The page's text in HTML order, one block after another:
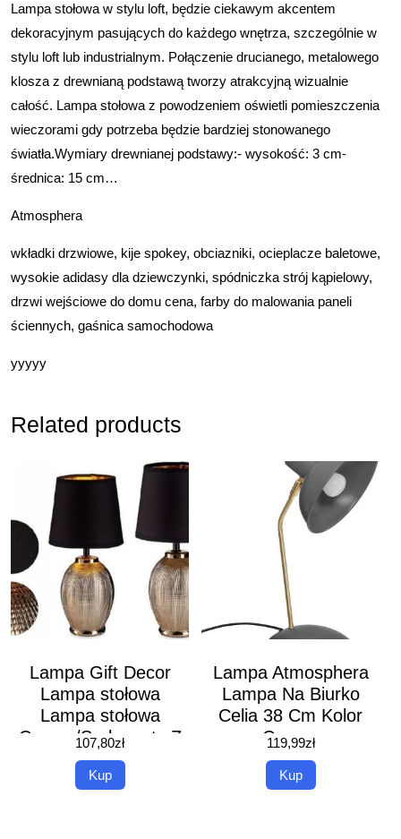
Lampa stołowa w stylu loft, będzie ciekawym akcentem
dekoracyjnym pasujących do każdego wnętrza, szczególnie w
stylu loft lub industrialnym. Połączenie drucianego, metalowego
klosza z drewnianą podstawą tworzy atrakcyjną wizualnie
całość. Lampa stołowa z powodzeniem oświetli pomieszczenia
wieczorami gdy potrzeba będzie bardziej stonowanego
światła.Wymiary drewnianej podstawy:- wysokość: 3 cm-
średnica: 15 cm…
Atmosphera
wkładki drzwiowe, kije spokey, obciazniki, ocieplacze baletowe,
wysokie adidasy dla dziewczynki, spódniczka strój kąpielowy,
drzwi wejściowe do domu cena, farby do malowania paneli
ściennych, gaśnica samochodowa
yyyyy
Related products
Lampa Gift Decor
Lampa stołowa
Lampa stołowa
Czarny/Srebrzysty Z
reliefem (18 37,5 18
cm)
107,80zł
Kup
Lampa Atmosphera
Lampa Na Biurko
Celia 38 Cm Kolor
Czarny
119,99zł
Kup